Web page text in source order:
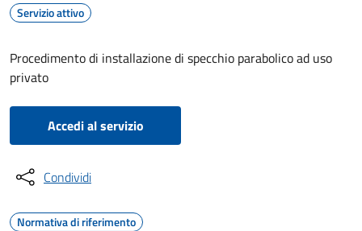
Servizio attivo
Procedimento di installazione di specchio parabolico ad uso
privato
Accedi al servizio
Condividi
Normativa di riferimento